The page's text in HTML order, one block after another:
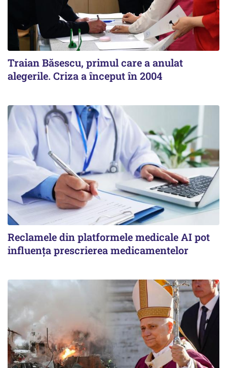
Traian Băsescu, primul care a anulat
alegerile. Criza a început în 2004
Reclamele din platformele medicale AI pot
influența prescrierea medicamentelor